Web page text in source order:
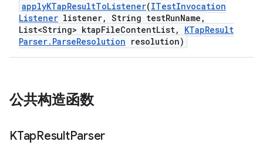
applyKTapResultToListener(ITestInvocation
Listener listener, String testRunName ,
List<String> ktapFileContentList, KTapResult
Parser. ParseResolution resolution)
公共构造函数
KTapResultParser